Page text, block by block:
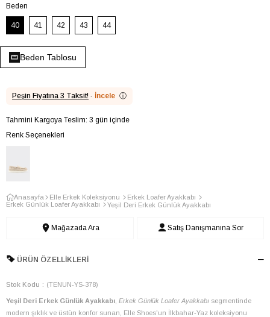
Beden
40 41 42 43 44
Beden Tablosu
Peşin Fiyatına 3 Taksit! · İncele ⓘ
Tahmini Kargoya Teslim: 3 gün içinde
Renk Seçenekleri
Anasayfa Elle Erkek Koleksiyonu
Erkek Loafer Ayakkabı
Erkek Günlük Loafer Ayakkabı
Yeşil Deri Erkek Günlük Ayakkabı
Mağazada Ara Satış Danışmanına Sor
ÜRÜN ÖZELLIKLERI
Stok Kodu (TENUN-YS-378)
Yeşil Deri Erkek Günlük Ayakkabı Erkek Günlük Loafer Ayakkabı segmentinde
modern şıklık ve üstün konfor sunan, Elle Shoes'un İlkbahar-Yaz koleksiyonu